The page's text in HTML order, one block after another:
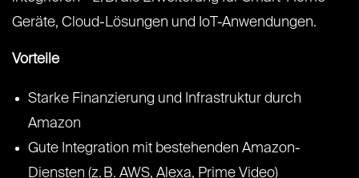
Geräte, Cloud-Lösungen und IoT-Anwendungen.
Vorteile
Starke Finanzierung und Infrastruktur durch
Amazon
Gute Integration mit bestehenden Amazon-
Diensten (z. B. AWS, Alexa, Prime Video)